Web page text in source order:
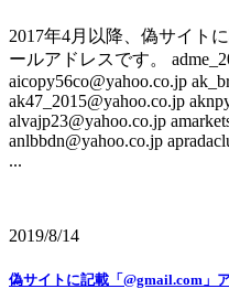
2017年4月以降、偽サイト
ールアドレスです。
aicopy56co@yahoo.co.jp
ak47_2015@yahoo.co.jp
alvajp23@yahoo.co.jp
anlbbdn@yahoo.co.jp
...
2019/8/14
偽サイトに記載「@gmail.com」